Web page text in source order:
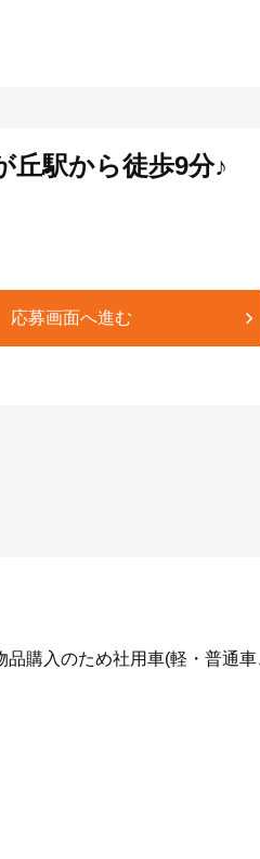
丘駅から徒歩9分♪
応募画面へ進む
購入のため社用車(軽・普通